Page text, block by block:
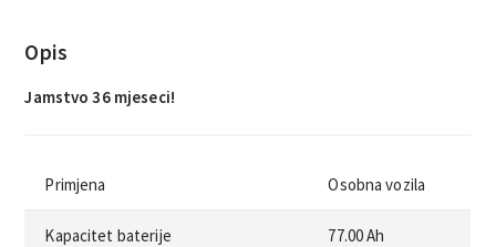
Opis
Jamstvo 36 mjeseci!
Primjena Osobna vozila
Kapacitet baterije 77.00 Ah